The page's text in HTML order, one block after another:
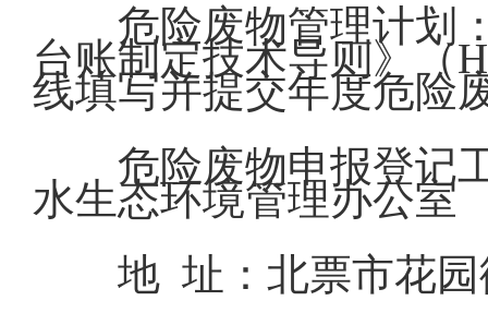
危险废物管理计划
台账制定技术导则》（
线填写并提交年度危险
危险废物申报登记
水生态环境管理办公室
地 址：北票市花园